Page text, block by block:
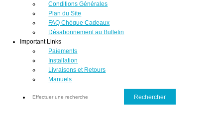
Conditions Générales
Plan du Site
FAQ Chèque Cadeaux
Désabonnement au Bulletin
Important Links
Paiements
Installation
Livraisons et Retours
Manuels